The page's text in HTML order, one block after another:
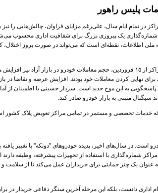
پلیس راهور
در تمام ایام سال، علی‌رغم مزایای فراوان، چالش‌هایی را نیز
یک پیروزی بزرگ برای شفافیت اداری محسوب
اطلاعات، نقطه‌ای است که می‌تواند در صورت بروز اختلال،
تحلیل داده‌های آماری نشان می‌دهد که با بازگشایی کامل مراکز از ۱۵ فروردین، حجم معاملات خودرو در بازار
نهایی کردن معاملات خود بودند. افزایش عرضه و تقاضا در
مثبتی به بازار خودرو صادر کند.
خدمات تخصصی و مستمر در تمامی مراکز تعویض پلاک کشور
است. در سال‌های اخیر، پدیده خودروهای "دوتکه" یا تغییر
شماره‌گذاری با استفاده از تجهیزات پیشرفته، وظیفه دارند
عنوان یک چتر حمایتی برای خریداران عمل می‌کند تا از سلامت
اداری دانست، بلکه این مرحله آخرین سنگر دفاعی خریدار در